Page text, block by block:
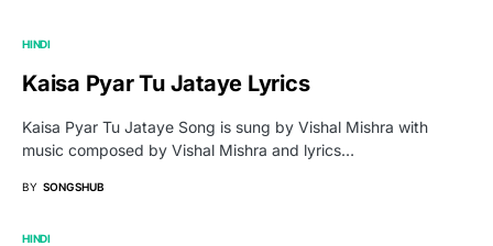
HINDI
Kaisa Pyar Tu Jataye Lyrics
Kaisa Pyar Tu Jataye Song is sung by Vishal Mishra with
music composed by Vishal Mishra and lyrics…
BY SONGSHUB
HINDI